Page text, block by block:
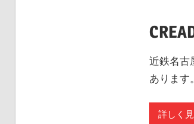
近鉄名古
あります
詳しく